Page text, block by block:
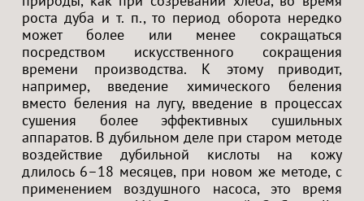
роста дуба и т. п., то период оборота нередко
может более или менее сокращаться
посредством искусственного сокращения
времени производства. К этому приводит,
например, введение химического беления
вместо беления на лугу, введение в процессах
сушения более эффективных сушильных
аппаратов. В дубильном деле при старом методе
воздействие дубильной кислоты на кожу
длилось 6–18 месяцев, при новом же методе, с
применением воздушного насоса, это время